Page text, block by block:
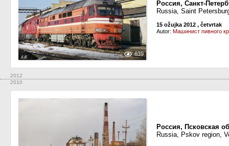
639
Россия, Санкт-
Russia, Saint
15 ožujka 2012 , četvrtak
Autor: Машинист пивного
2012
2010
Россия, Псковская
Russia, Pskov region,